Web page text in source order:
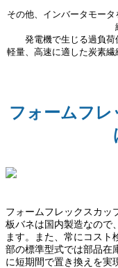
その他、インバータモー
発電機で生じる過負荷
軽量、高速に適した炭素
フォームフ
フォームフレックスカッ
板バネは国内製造なので
ます。また、常にコスト
部の標準型式では部品在
に短期間で置き換えを実